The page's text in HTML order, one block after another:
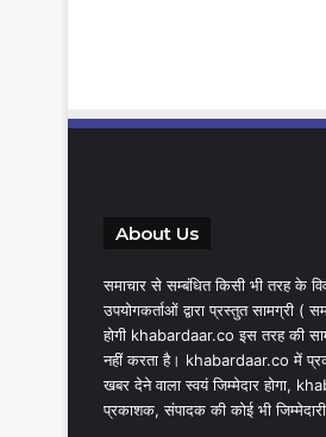
About Us
समाचार से सम्बंधित किसी भी तरह के
उपयोगकर्ताओं द्वारा प्रस्तुत सामग्री (
होगी khabardaar.co इस तरह की
नहीं करता है। khabardaar.co में
खबर देने वाला स्वयं जिम्मेदार होगा,
प्रकाशक, संपादक की कोई भी जिम्मेदारी